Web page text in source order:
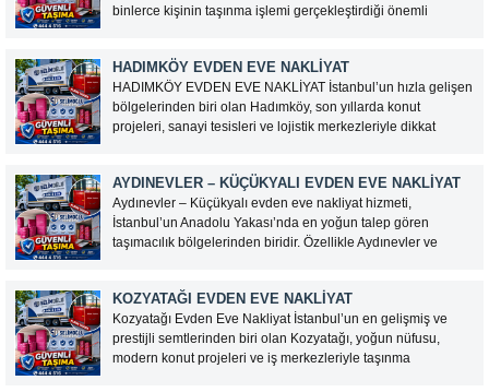
binlerce kişinin taşınma işlemi gerçekleştirdiği önemli
nedeniyle Bahçelievler evden eve nakliyat hizmetlerine...
HADIMKÖY EVDEN EVE NAKLİYAT
HADIMKÖY EVDEN EVE NAKLİYAT İstanbul’un hızla gelişen
bölgelerinden biri olan Hadımköy, son yıllarda konut
projeleri, sanayi tesisleri ve lojistik merkezleriyle dikkat
artırmıştır. Hadımköy evden...
AYDINEVLER – KÜÇÜKYALI EVDEN EVE NAKLIYAT
Aydınevler – Küçükyalı evden eve nakliyat hizmeti,
İstanbul’un Anadolu Yakası’nda en yoğun talep gören
taşımacılık bölgelerinden biridir. Özellikle Aydınevler ve
planlaması gerektirir. Dar sokaklar, apartman içi...
KOZYATAĞI EVDEN EVE NAKLIYAT
Kozyatağı Evden Eve Nakliyat İstanbul’un en gelişmiş ve
prestijli semtlerinden biri olan Kozyatağı, yoğun nüfusu,
modern konut projeleri ve iş merkezleriyle taşınma